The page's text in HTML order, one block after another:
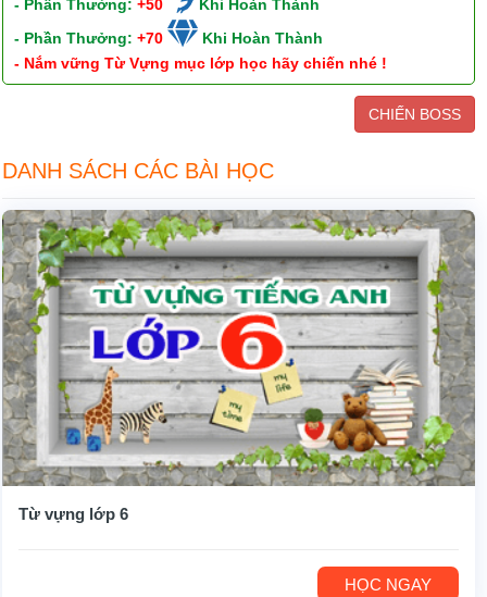
- Phần Thưởng:+50
Khi Hoàn Thành
- Phần Thưởng:+70
Khi Hoàn Thành
- Nắm vững Từ Vựng mục lớp học hãy chiến nhé !
CHIẾN BOSS
DANH SÁCH CÁC BÀI HỌC
Từ vựng lớp 6
HỌC NGAY